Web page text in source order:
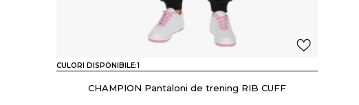
CULORI DISPONIBILE:1
CHAMPION Pantaloni de trening RIB CUFF